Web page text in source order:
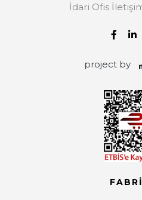
İdari Ofis
project by